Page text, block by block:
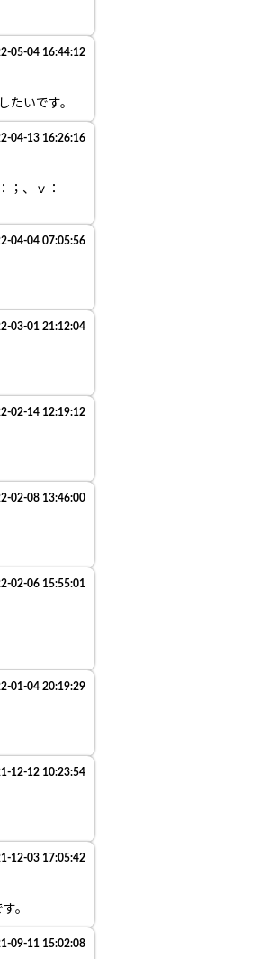
05-04 16:44:12
たいです。
04-13 16:26:16
；、ｖ：
04-04 07:05:56
03-01 21:12:04
02-14 12:19:12
02-08 13:46:00
02-06 15:55:01
01-04 20:19:29
12-12 10:23:54
12-03 17:05:42
。
09-11 15:02:08